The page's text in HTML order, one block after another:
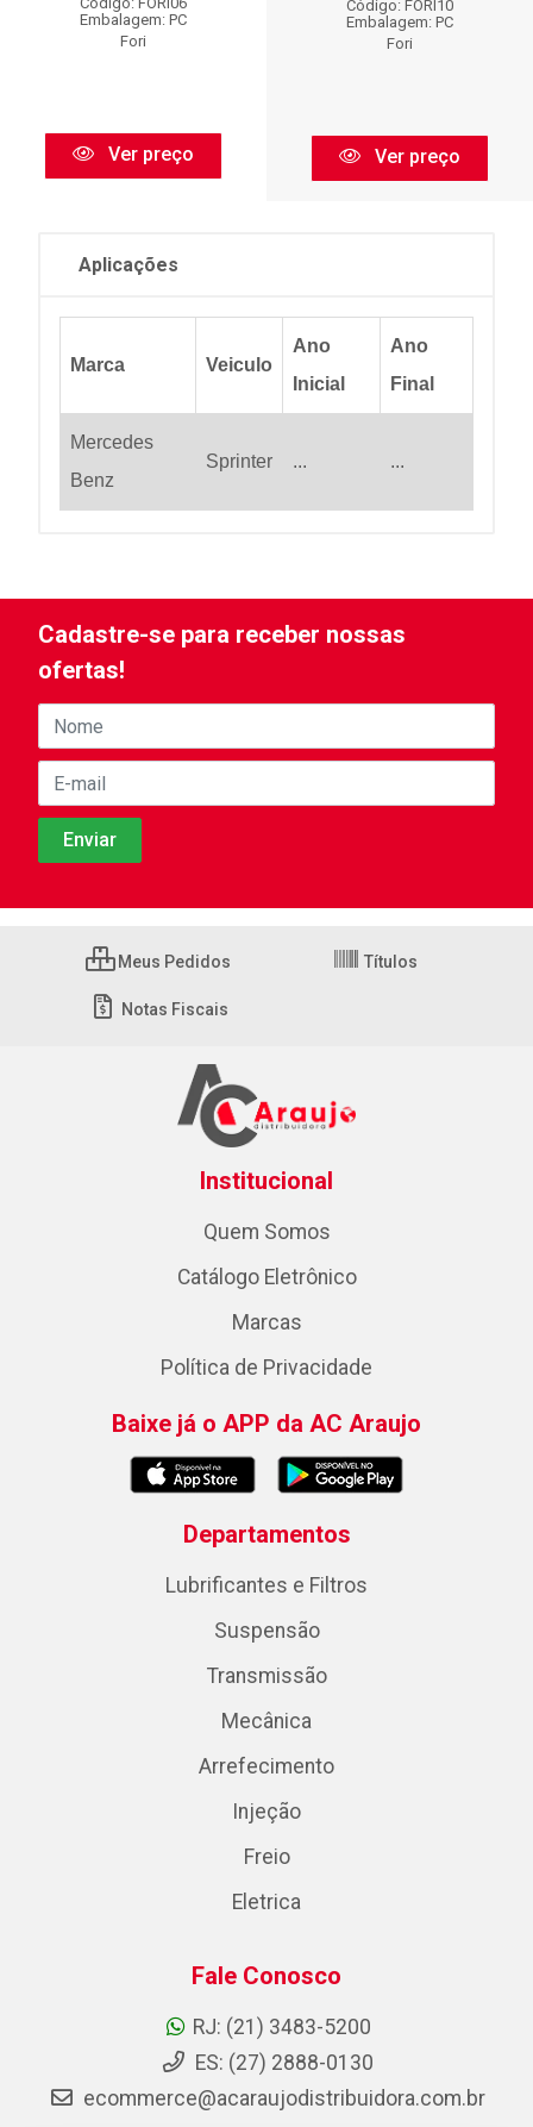
Embalagem: PC
Fori
Ver preço
Código: FORI10
Embalagem: PC
Fori
Ver preço
Aplicações
Marca Veiculo
Ano
Inicial
Ano
Final
Mercedes
Benz
Sprinter ... ...
Cadastre-se para receber nossas
ofertas!
Meus Pedidos Títulos
Notas Fiscais
Institucional
Quem Somos
Catálogo Eletrônico
Marcas
Política de Privacidade
Baixe já o APP da AC Araujo
Departamentos
Lubrificantes e Filtros
Suspensão
Transmissão
Mecânica
Arrefecimento
Injeção
Freio
Eletrica
Fale Conosco
RJ: (21) 3483-5200
ES: (27) 2888-0130
ecommerce@acaraujodistribuidora.com.br